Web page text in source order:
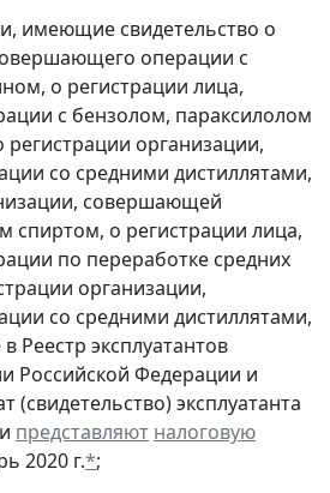
имеющие свидетельство о
операции с
о регистрации лица,
с бензолом, параксилолом
организации,
со средними дистиллятами,
совершающей
спиртом, о регистрации лица,
по переработке средних
организации,
со средними дистиллятами,
Реестр эксплуатантов
Российской Федерации и
эксплуатанта
представляют налоговую
2020 г.*;